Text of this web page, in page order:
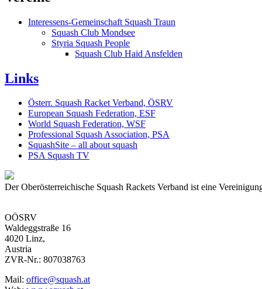
Interessens-Gemeinschaft Squash Traun
Squash Club Mondsee
Styria Squash People
Squash Club Haid Ansfelden
Links
Österr. Squash Racket Verband, ÖSRV
European Squash Federation, ESF
World Squash Federation, WSF
Professional Squash Association, PSA
SquashSite – all about squash
PSA Squash TV
Der Oberösterreichische Squash Rackets Verband ist eine
OÖSRV
Waldeggstraße 16
4020 Linz,
Austria
ZVR-Nr.: 807038763
Mail: office@squash.at